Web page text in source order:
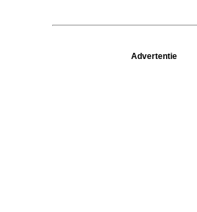
Advertentie